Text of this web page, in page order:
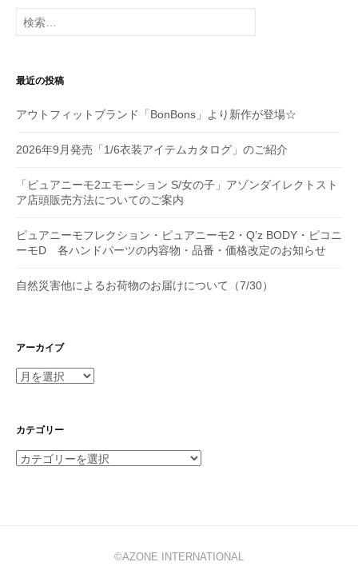
シ
ョ
ン
検
索:
最近の投稿
アウトフィットブランド「BonBons」より新作が登場☆
2026年9月発売「1/6衣装アイテムカタログ」のご紹介
「ピュアニーモ2エモーション S/女の子」アゾンダイレクトスト
ア店頭販売方法についてのご案内
ピュアニーモフレクション・ピュアニーモ2・Q’z BODY・ピコニ
ーモD 各ハンドパーツの内容物・品番・価格改定のお知らせ
自然災害他によるお荷物のお届けについて（7/30）
アーカイブ
ア
イ
カテゴリー
カ
©AZONE INTERNATIONAL